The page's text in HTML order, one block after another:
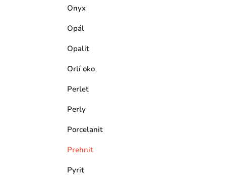
Onyx
Opál
Opalit
Orlí oko
Perleť
Perly
Porcelanit
Prehnit
Pyrit